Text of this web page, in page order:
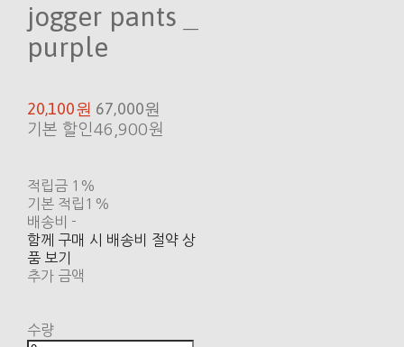
jogger pants _
purple
20,100원 67,000원
기본 할인46,900원
적립금 1%
기본 적립 1%
배송비 -
함께 구매 시 배송비 절약 상
품 보기
추가 금액
수량